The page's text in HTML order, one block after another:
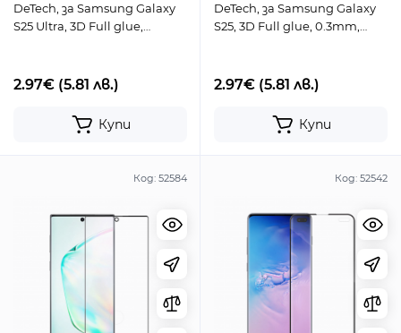
DeTech, за Samsung Galaxy
S25 Ultra, 3D Full glue,
2.97€ (5.81 лв.)
Купи
DeTech, за Samsung Galaxy
S25, 3D Full glue, 0.3mm,
2.97€ (5.81 лв.)
Купи
Код: 52584 Код: 52542